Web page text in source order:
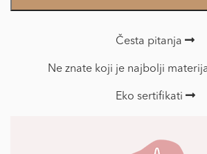
dečije
Česta pitanja
Ne znate koji je najbolji
Eko sertifikati